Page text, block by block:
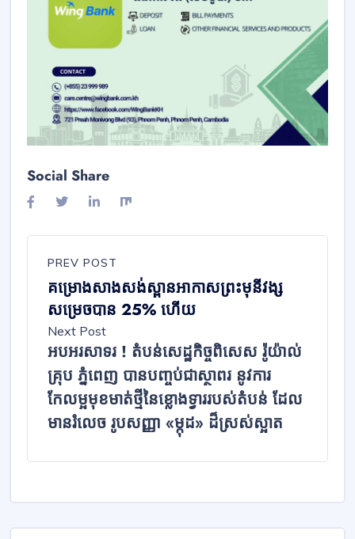
Social Share
PREV POST
គម្រោងសាងសង់ស្ពានអាកាសព្រះមុនីវង្ស
សម្រេចបាន 25% ហើយ
Next Post
អបអរសាទរ ! តំបន់សេដ្ឋកិច្ចពិសេស រ៉ូយ៉ាល់
គ្រុប ភ្នំពេញ បានបញ្ចប់ជាស្ថាពរ នូវការ
កែលម្អមុខមាត់ថ្មីនៃខ្លោងទ្វាររបស់តំបន់ ដែល
មានរំលេច រូបសញ្ញា «ម្កុដ» ដ៏ស្រស់ស្អាត